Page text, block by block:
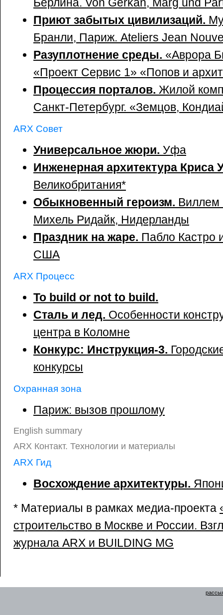
Приют забытых цивилизаций.
Бранли, Париж. Ateliers Jean
Разуплотнение среды. «Аврора
«Проект Сервис 1» «Попов и
Процессия порталов. Жилой
Санкт-Петербург. «Земцов,
ARX Совет
Универсальное жюри. Уфа
Инженерная архитектура Криса
Великобритания*
Обыкновенный героизм. Виллем
Михель Ридайк, Нидерланды
Праздник на жаре. Пабло Кастро
США
ARX Процесс
To build or not to build.
Сталь и лед. Особенности
центра в Коломне
Конкурс: Инструкция-3.
конкурсы
Охранная зона
Париж: вызов прошлому
English summary
ARX Контакт. Технологии и материалы
ARX Гид
Восхождение архитектуры.
* Материалы в рамках медиа-проекта
строительство в Москве и России.
журнала ARX и BUILDING MG